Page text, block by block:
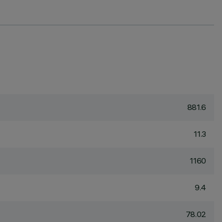
881.6
11.3
1160
9.4
78.02